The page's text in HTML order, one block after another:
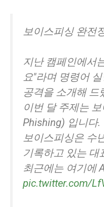
보이스피싱 완전
지난 캠페인에서
요"라며 명령어
공격을 소개해 드
이번 달 주제는
Phishing) 입니다.
보이스피싱은 수
기록하고 있는 대
최근에는 여기에
pic.twitter.com/